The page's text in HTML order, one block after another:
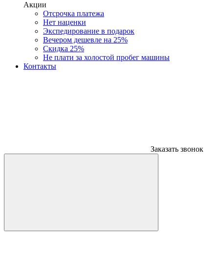
Акции
Отсрочка платежа
Нет наценки
Экспедирование в подарок
Вечером дешевле на 25%
Скидка 25%
Не плати за холостой пробег машины
Контакты
Заказать звонок